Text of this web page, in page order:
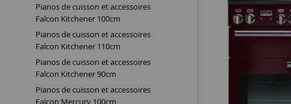
Pianos de cuisson et accessoires
Falcon Kitchener 100cm
Pianos de cuisson et accessoires
Falcon Kitchener 110cm
Pianos de cuisson et accessoires
Falcon Kitchener 90cm
Pianos de cuisson et accessoires
Falcon Mercury 100cm